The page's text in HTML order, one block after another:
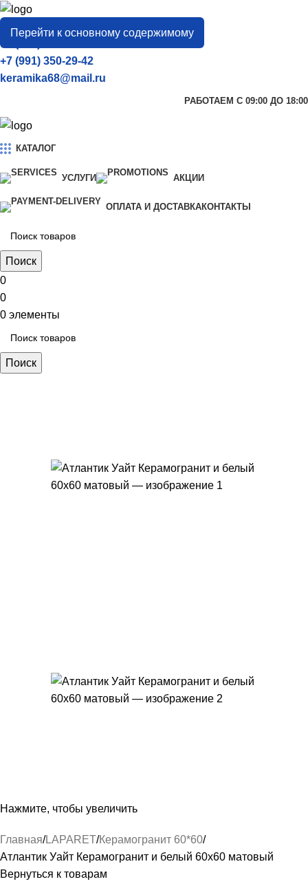
Перейти к основному содержимому
город
Тамбов
+7 (906) 657-33-54
+7 (991) 350-29-42
keramika68@mail.ru
РАБОТАЕМ С 09:00 ДО 18:00
КАТАЛОГ
УСЛУГИ АКЦИИ
ОПЛАТА И ДОСТАВКАКОНТАКТЫ
Поиск
0
0
0 элементы
Поиск
Нажмите, чтобы увеличить
Главная LAPARET Керамогранит 60*60
Атлантик Уайт Керамогранит и белый 60х60 матовый
Вернуться к товарам